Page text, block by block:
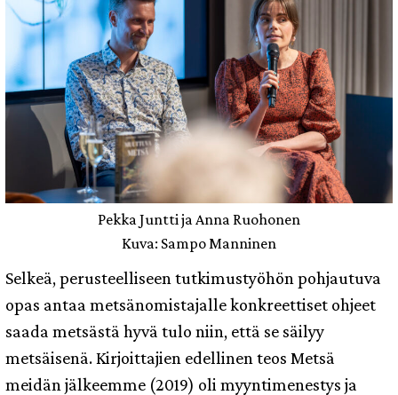
Pekka Juntti ja Anna Ruohonen
Kuva: Sampo Manninen
Selkeä, perusteelliseen tutkimustyöhön pohjautuva
opas antaa metsänomistajalle konkreettiset ohjeet
saada metsästä hyvä tulo niin, että se säilyy
metsäisenä. Kirjoittajien edellinen teos Metsä
meidän jälkeemme (2019) oli myyntimenestys ja